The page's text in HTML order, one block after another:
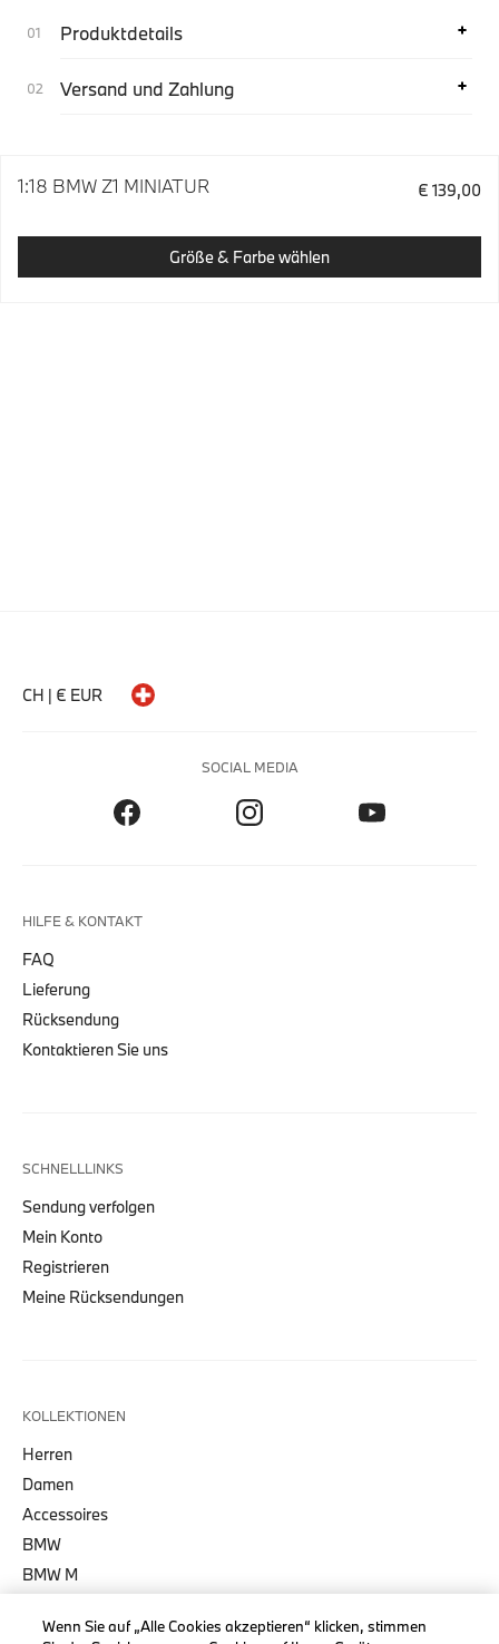
Produktdetails
Versand und Zahlung
1:18 BMW Z1 MINIATUR € 139,00
Größe & Farbe wählen
CH | € EUR
SOCIAL MEDIA
HILFE & KONTAKT
FAQ
Lieferung
Rücksendung
Kontaktieren Sie uns
SCHNELLLINKS
Sendung verfolgen
Mein Konto
Registrieren
Meine Rücksendungen
KOLLEKTIONEN
Herren
Damen
Accessoires
BMW
BMW M
Wenn Sie auf „Alle Cookies akzeptieren“ klicken, stimmen